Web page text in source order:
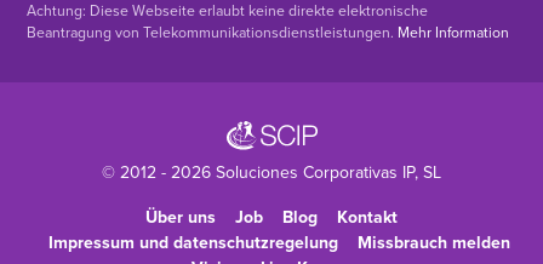
Achtung: Diese Webseite erlaubt keine direkte elektronische
Beantragung von Telekommunikationsdienstleistungen. Mehr Information
© 2012 - 2026 Soluciones Corporativas IP, SL
Über uns Job Blog
Kontakt
Impressum und datenschutzregelung
Missbrauch melden